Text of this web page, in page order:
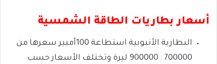
أسعار بطاريات الطاقة الشمسية
البطارية الأنبوبية استطاعة 100أمبير
سعرها من
700000 : 900000
ليرة وتختلف الأسعار حسب